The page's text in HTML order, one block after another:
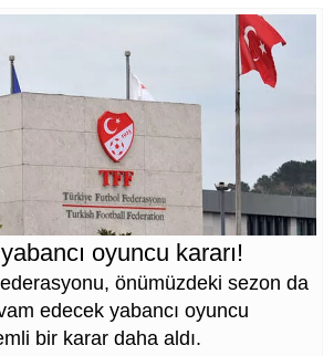
oyuncu kararı!
önümüzdeki sezon da
edecek yabancı oyuncu
bir karar daha aldı.